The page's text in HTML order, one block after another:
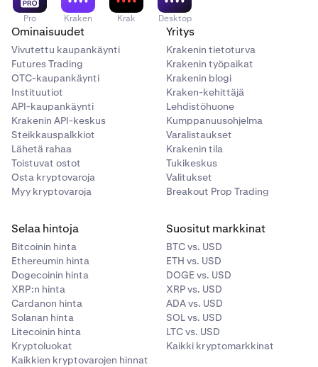
käyttävällä kielellä (esimerkiksi venäjä, kiina, thai tai
heprea), osoitteeen todistavan asiakirjan virallistettu
käännös nopeuttaa käsittelyaikaa huomattavasti.
Pro Kraken Krak Desktop
Ominaisuudet
Vivutettu kaupankäynti
Futures Trading
OTC-kaupankäynti
Instituutiot
API-kaupankäynti
Krakenin API-keskus
Steikkauspalkkiot
Lähetä rahaa
Toistuvat ostot
Osta kryptovaroja
Myy kryptovaroja
Yritys
Krakenin tietoturva
Krakenin työpaikat
Krakenin blogi
Kraken-kehittäjä
Lehdistöhuone
Kumppanuusohjelma
Varalistaukset
Krakenin tila
Tukikeskus
Valitukset
Breakout Prop Trading
Selaa hintoja
Bitcoinin hinta
Ethereumin hinta
Dogecoinin hinta
XRP:n hinta
Cardanon hinta
Solanan hinta
Litecoinin hinta
Kryptoluokat
Kaikkien kryptovarojen hinnat
Suositut markkinat
BTC vs. USD
ETH vs. USD
DOGE vs. USD
XRP vs. USD
ADA vs. USD
SOL vs. USD
LTC vs. USD
Kaikki kryptomarkkinat